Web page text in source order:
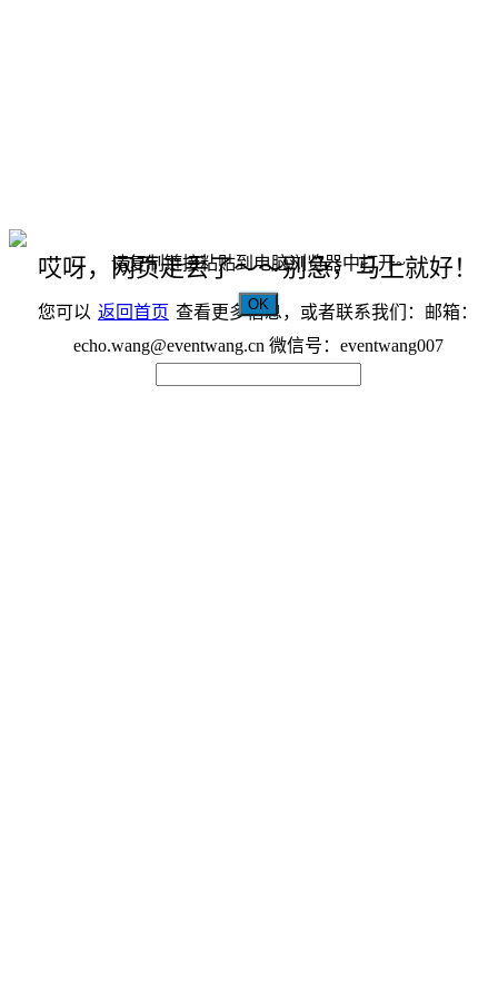
哎呀，网页走丢了～～别急，马上就好！
您可以 返回首页 查看更多信息，或者联系我们：邮箱：
echo.wang@eventwang.cn 微信号：eventwang007
请复制链接粘贴到电脑浏览器中打开~
OK